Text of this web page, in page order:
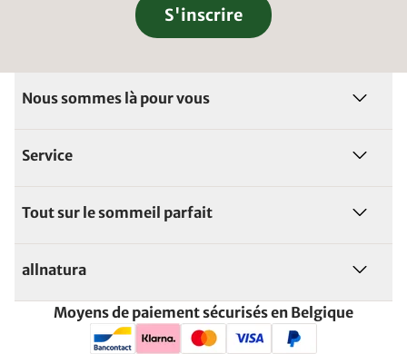
S'inscrire
Nous sommes là pour vous
Service
Tout sur le sommeil parfait
allnatura
Moyens de paiement sécurisés en Belgique